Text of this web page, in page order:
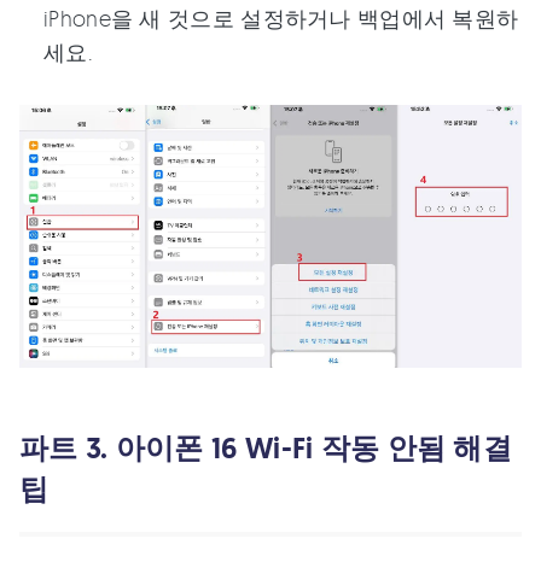
iPhone을 새 것으로 설정하거나 백업에서 복원하
세요.
파트 3. 아이폰 16 Wi-Fi 작동 안됨 해결
팁